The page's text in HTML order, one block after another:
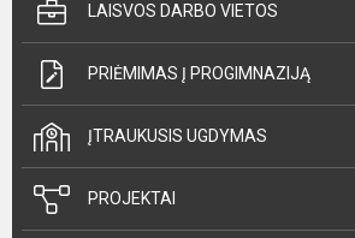
LAISVOS DARBO VIETOS
PRIĖMIMAS Į PROGIMNAZIJĄ
ĮTRAUKUSIS UGDYMAS
PROJEKTAI